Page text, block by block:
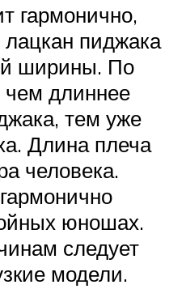
гармонично,
лацкан пиджака
ширины. По
чем длиннее
тем уже
Длина плеча
человека.
юношах.
следует
модели.